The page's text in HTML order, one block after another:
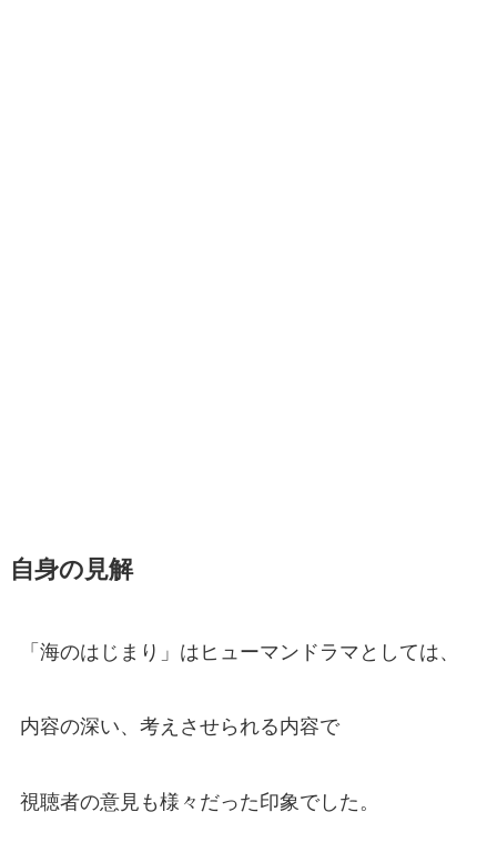
自身の見解
「海のはじまり」はヒューマンドラマとしては、
内容の深い、考えさせられる内容で
視聴者の意見も様々だった印象でした。